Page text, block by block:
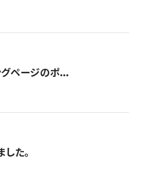
グページのポ...
た。